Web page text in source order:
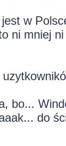
w
ni mniej
bo...
do